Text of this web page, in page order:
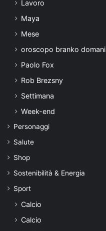
Lavoro
Maya
Mese
oroscopo branko domani
Paolo Fox
Rob Brezsny
Settimana
Week-end
Personaggi
Salute
Shop
Sostenibilità & Energia
Sport
Calcio
Calcio